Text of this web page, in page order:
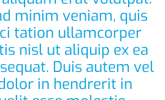
minim veniam, quis
tation ullamcorper
nisl ut aliquip ex ea
Duis autem vel
in hendrerit in